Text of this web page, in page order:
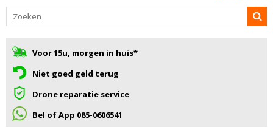
Voor 15u, morgen in huis*
Niet goed geld terug
Drone reparatie service
Bel of App 085-0606541